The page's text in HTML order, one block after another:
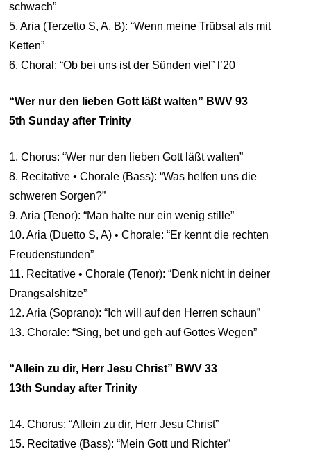
schwach”
5. Aria (Terzetto S, A, B): “Wenn meine Trübsal als mit
Ketten”
6. Choral: “Ob bei uns ist der Sünden viel” l’20
“Wer nur den lieben Gott läßt walten” BWV 93
5th Sunday after Trinity
1. Chorus: “Wer nur den lieben Gott läßt walten”
8. Recitative • Chorale (Bass): “Was helfen uns die
schweren Sorgen?”
9. Aria (Tenor): “Man halte nur ein wenig stille”
10. Aria (Duetto S, A) • Chorale: “Er kennt die rechten
Freudenstunden”
11. Recitative • Chorale (Tenor): “Denk nicht in deiner
Drangsalshitze”
12. Aria (Soprano): “Ich will auf den Herren schaun”
13. Chorale: “Sing, bet und geh auf Gottes Wegen”
“Allein zu dir, Herr Jesu Christ” BWV 33
13th Sunday after Trinity
14. Chorus: “Allein zu dir, Herr Jesu Christ”
15. Recitative (Bass): “Mein Gott und Richter”